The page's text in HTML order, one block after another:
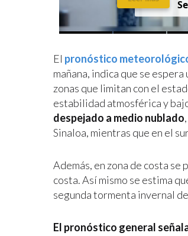
El pronóstico
mañana, indica que se
zonas que limitan con el
estabilidad atmosférica y
despejado a medio nublado
Sinaloa, mientras que en el
Además, en zona de costa se
costa. Así mismo se estima
segunda tormenta invernal
El pronóstico general